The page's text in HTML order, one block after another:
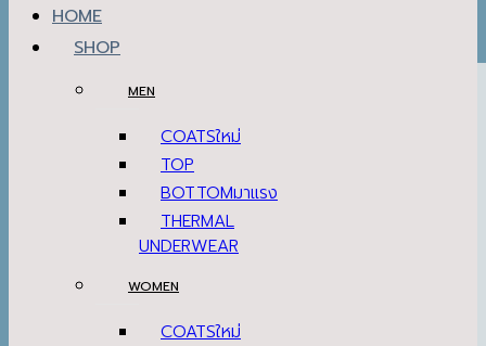
HOME
SHOP
MEN
COATS
TOP
BOTTOM
THERMAL
UNDERWEAR
WOMEN
COATS